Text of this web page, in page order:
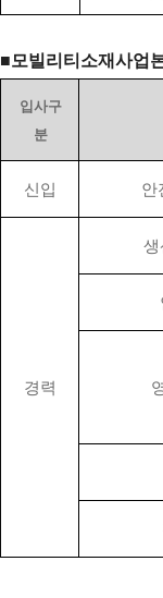
■모빌리티소재사업
입사구
분
신입 안
경력
생